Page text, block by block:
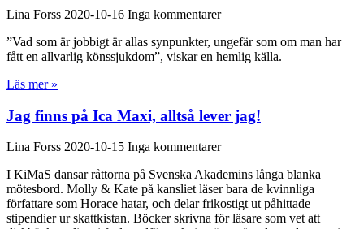
Lina Forss 2020-10-16 Inga kommentarer
”Vad som är jobbigt är allas synpunkter, ungefär som om man har
fått en allvarlig könssjukdom”, viskar en hemlig källa.
Läs mer »
Jag finns på Ica Maxi, alltså lever jag!
Lina Forss 2020-10-15 Inga kommentarer
I KiMaS dansar råttorna på Svenska Akademins långa blanka
mötesbord. Molly & Kate på kansliet läser bara de kvinnliga
författare som Horace hatar, och delar frikostigt ut påhittade
stipendier ur skattkistan. Böcker skrivna för läsare som vet att